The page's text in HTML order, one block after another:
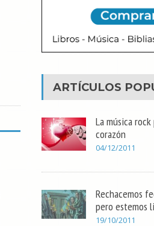
ARTÍCULOS
La música
corazón
04/12/2011
Rechacemos
pero estemos
19/10/2011